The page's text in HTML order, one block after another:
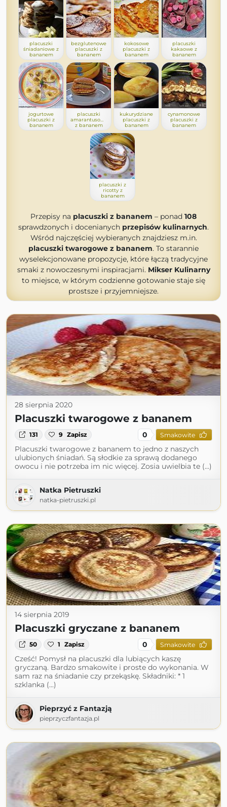
placuszki
śniadaniowe z
bananem
bezglutenowe
placuszki z
bananem
kokosowe
placuszki z
bananem
placuszki
kakaowe z
bananem
jogurtowe
placuszki z
bananem
placuszki
amarantusowe
z bananem
kukurydziane
placuszki z
bananem
cynamonowe
placuszki z
bananem
placuszki z
ricotty z
bananem
Przepisy na placuszki z bananem – ponad 108
sprawdzonych i docenianych przepisów kulinarnych.
Wśród najczęściej wybieranych znajdziesz m.in.
placuszki twarogowe z bananem. To starannie
wyselekcjonowane propozycje, które łączą tradycyjne
smaki z nowoczesnymi inspiracjami. Mikser Kulinarny
to miejsce, w którym codzienne gotowanie staje się
prostsze i przyjemniejsze.
28 sierpnia 2020
Placuszki twarogowe z bananem
131 9 Zapisz 0 Smakowite
Placuszki twarogowe z bananem to jedno z naszych
ulubionych śniadań. Są słodkie za sprawą dodanego
owocu i nie potrzeba im nic więcej. Zosia uwielbia te (...)
Natka Pietruszki
natka-pietruszki.pl
14 sierpnia 2019
Placuszki gryczane z bananem
50 1 Zapisz 0 Smakowite
Cześć! Pomysł na placuszki dla lubiących kaszę
gryczaną. Bardzo smakowite i proste do wykonania. W
sam raz na śniadanie czy przekąskę. Składniki: * 1
szklanka (...)
Pieprzyć z Fantazją
pieprzyczfantazja.pl